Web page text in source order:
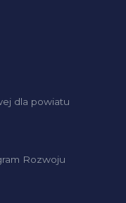
dla powiatu
Rozwoju